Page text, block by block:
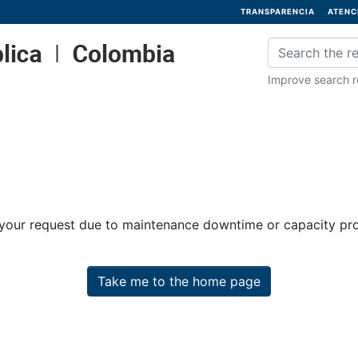
TRANSPARENCIA
Improve search
request due to maintenance downtime or capacity
Take me to the home page